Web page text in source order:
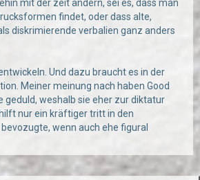
mit der zeit ändern, sei es, dass man
findet, oder dass alte,
diskrimierende verbalien ganz anders
Und dazu braucht es in der
Meiner meinung nach haben Good
geduld, weshalb sie eher zur diktatur
nur ein kräftiger tritt in den
wenn auch ehe figural